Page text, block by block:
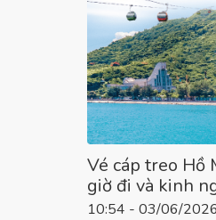
Vé cáp treo Hồ
giờ đi và kinh
10:54 - 03/06/